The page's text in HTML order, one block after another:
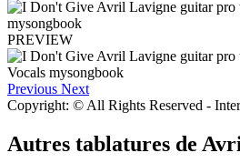
PREVIEW
Previous Next
Copyright: © All Rights Reserved -
Autres tablatures de